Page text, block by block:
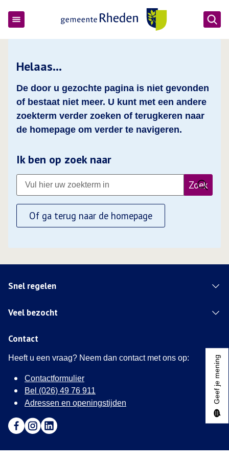
Helaas…
De door u gezochte pagina is niet gevonden
of bestaat niet meer. U kunt met een andere
zoekterm verder zoeken of terugkeren naar
de homepage om verder te navigeren.
Ik ben op zoek naar
Zoek
Of ga terug naar de homepage
Snel regelen
Veel bezocht
Contact
Heeft u een vraag? Neem dan contact met ons op:
Contactformulier
Bel (026) 49 76 911
Adressen en openingstijden
Geef je mening